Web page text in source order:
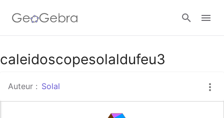
Google Classroom
Classe GeoGebra
caleidoscopesolaldufeu3
Auteur : Solal